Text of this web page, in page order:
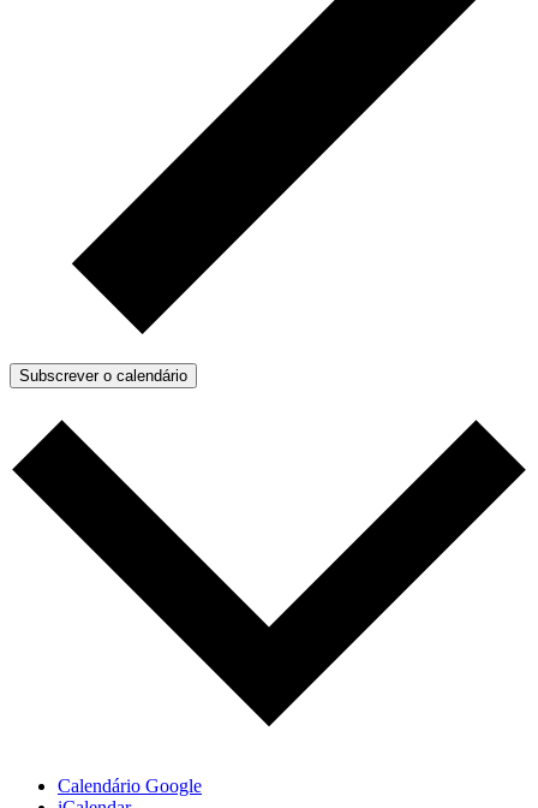
Subscrever o calendário
Calendário Google